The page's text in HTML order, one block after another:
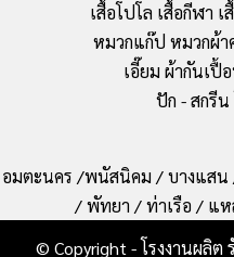
เสื้อโปโล เสื้อกีฬา
หมวกแก๊ป หมวกผ้า
เอี๊ยม ผ้ากันเปื้อ
ปัก - สกรีน
อมตะนคร /พนัสนิคม / บางแส
/ พัทยา / ท่าเรือ / แ
© Copyright - โรงงานผลิต